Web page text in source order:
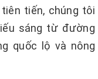
tiến, chúng tôi
sáng từ đường
quốc lộ và nông